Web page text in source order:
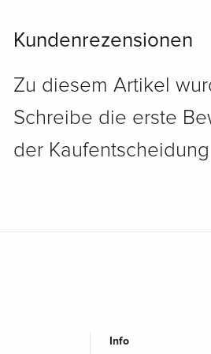
Kundenrezensionen
Zu diesem Artikel
Schreibe die erste
der
Info